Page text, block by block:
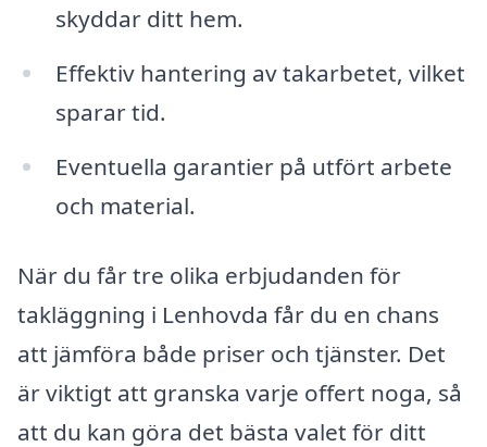
skyddar ditt hem.
Effektiv hantering av takarbetet, vilket
sparar tid.
Eventuella garantier på utfört arbete
och material.
När du får tre olika erbjudanden för
takläggning i Lenhovda får du en chans
att jämföra både priser och tjänster. Det
är viktigt att granska varje offert noga, så
att du kan göra det bästa valet för ditt